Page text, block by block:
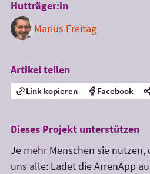
Hutträger:in
Marius Freitag
Artikel teilen
Link kopieren Facebook
Dieses Projekt unterstützen
Je mehr Menschen sie
uns alle: Ladet die ArrenApp